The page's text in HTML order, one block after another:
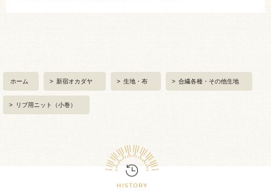
ホーム > 新宿オカダヤ > 生地・布 > 合繊各種・その他生地
> リブ用ニット（小巻）